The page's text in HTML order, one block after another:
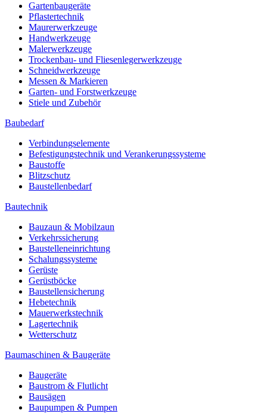
Gartenbaugeräte
Pflastertechnik
Maurerwerkzeuge
Handwerkzeuge
Malerwerkzeuge
Trockenbau- und Fliesenlegerwerkzeuge
Schneidwerkzeuge
Messen & Markieren
Garten- und Forstwerkzeuge
Stiele und Zubehör
Baubedarf
Verbindungselemente
Befestigungstechnik und Verankerungssysteme
Baustoffe
Blitzschutz
Baustellenbedarf
Bautechnik
Bauzaun & Mobilzaun
Verkehrssicherung
Baustelleneinrichtung
Schalungssysteme
Gerüste
Gerüstböcke
Baustellensicherung
Hebetechnik
Mauerwerkstechnik
Lagertechnik
Wetterschutz
Baumaschinen & Baugeräte
Baugeräte
Baustrom & Flutlicht
Bausägen
Baupumpen & Pumpen